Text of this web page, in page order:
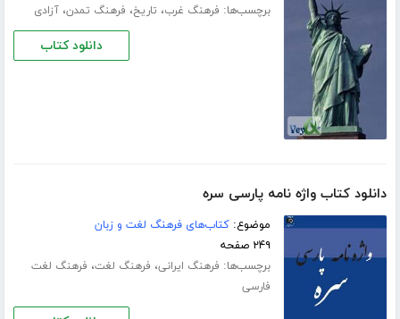
برچسب‌ها: فرهنگ غرب، تاریخ، فرهنگ تمدن،آزادی
دانلود کتاب
دانلود کتاب واژه نامه پارسی سره
موضوع:کتاب‌های فرهنگ لغت و زبان
۲۴۹ صفحه
برچسب‌ها: فرهنگ ایرانی، فرهنگ لغت، فرهنگ لغت
فارسی